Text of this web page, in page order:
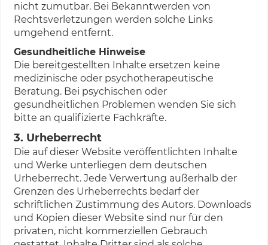
nicht zumutbar. Bei Bekanntwerden von
Rechtsverletzungen werden solche Links
umgehend entfernt.
Gesundheitliche Hinweise
Die bereitgestellten Inhalte ersetzen keine
medizinische oder psychotherapeutische
Beratung. Bei psychischen oder
gesundheitlichen Problemen wenden Sie sich
bitte an qualifizierte Fachkräfte.
3. Urheberrecht
Die auf dieser Website veröffentlichten Inhalte
und Werke unterliegen dem deutschen
Urheberrecht. Jede Verwertung außerhalb der
Grenzen des Urheberrechts bedarf der
schriftlichen Zustimmung des Autors. Downloads
und Kopien dieser Website sind nur für den
privaten, nicht kommerziellen Gebrauch